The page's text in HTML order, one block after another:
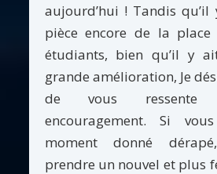
aujourd’hui ! Tandis
pièce encore de la place
étudiants, bien qu’il y
grande amélioration, Je
de vous
encouragement. Si
moment donné
prendre un nouvel et plus